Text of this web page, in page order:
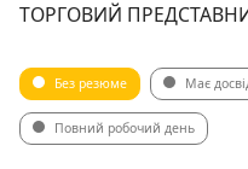
ТОРГОВИЙ
Без резюме Має
Повний робочий день